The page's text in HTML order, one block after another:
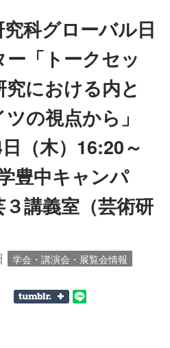
科グローバル日
「トークセッ
における内と
の視点から」
日（木）16:20～
豊中キャンパ
講義室（芸術研
学会・講演会・展覧会情報